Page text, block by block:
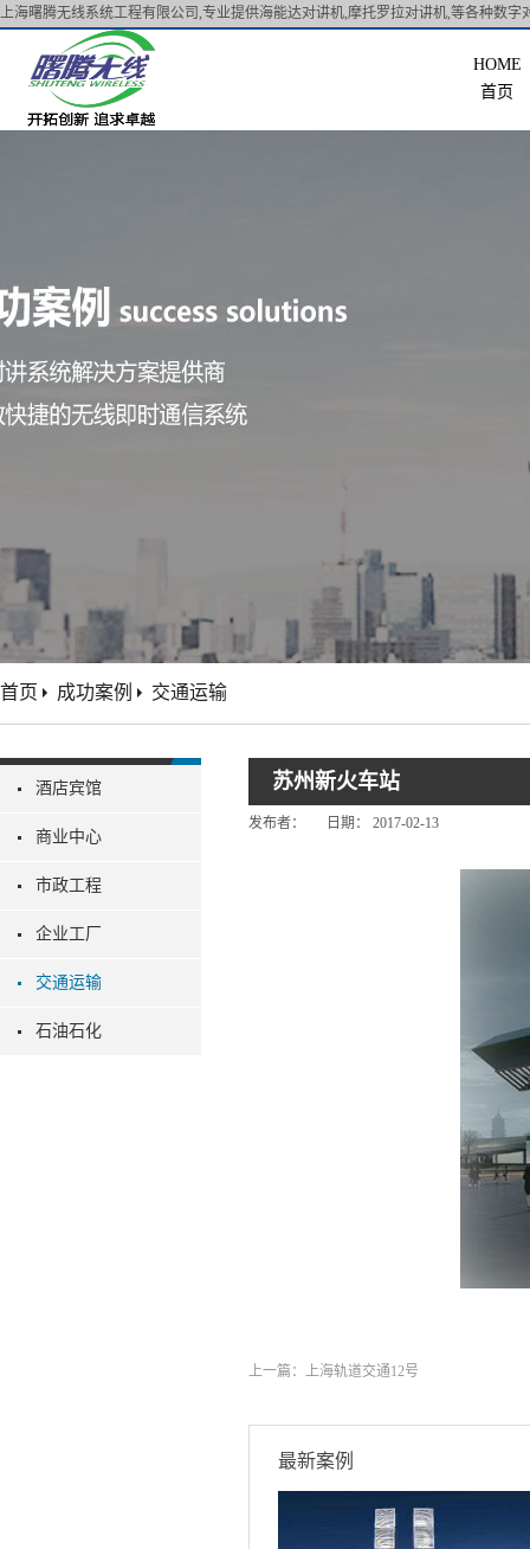
上海曙腾无线系统工程有限公司,专业提供海能达对讲机,摩托罗拉对讲机,等各种数字
首页
酒店宾馆
商业中心
市政工程
企业工厂
交通运输
石油石化
首页 成功案例 交通运输
苏州新火车站
发布者： 日期： 2017-02-13
上一篇： 上海轨道交通12号
最新案例